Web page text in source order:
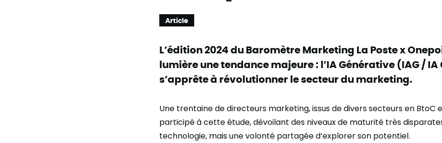
Article
L’édition 2024 du Baromètre Marketing La Poste x
lumière une tendance majeure : l’IA Générative (IAG / IA
s’apprête à révolutionner le secteur du marketing.
Une trentaine de directeurs marketing, issus de divers secteurs en BtoC
participé à cette étude, dévoilant des niveaux de maturité très
technologie, mais une volonté partagée d’explorer son potentiel.